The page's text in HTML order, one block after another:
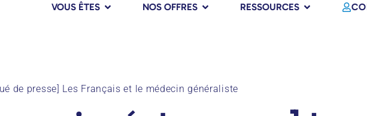
VOUS ÊTES NOS OFFRES RESSOURCES
de presse] Les Français et le médecin généraliste